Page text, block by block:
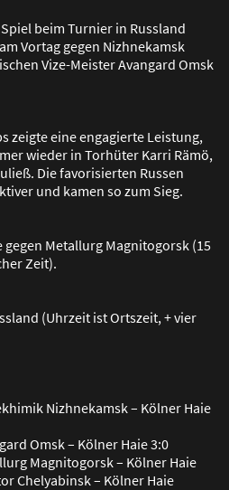
beim Turnier in Russland
Vortag gegen Nizhnekamsk
Vize-Meister Avangard Omsk
zeigte eine engagierte Leistung,
wieder in Torhüter Karri Rämö,
ß. Die favorisierten Russen
und kamen so zum Sieg.
gegen Metallurg Magnitogorsk (15
Zeit).
(Uhrzeit ist Ortszeit, + vier
Nizhnekamsk – Kölner Haie
Omsk – Kölner Haie 3:0
Magnitogorsk – Kölner Haie
Chelyabinsk – Kölner Haie